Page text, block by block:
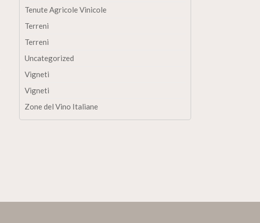
Tenute Agricole Vinicole
Terreni
Terreni
Uncategorized
Vigneti
Vigneti
Zone del Vino Italiane